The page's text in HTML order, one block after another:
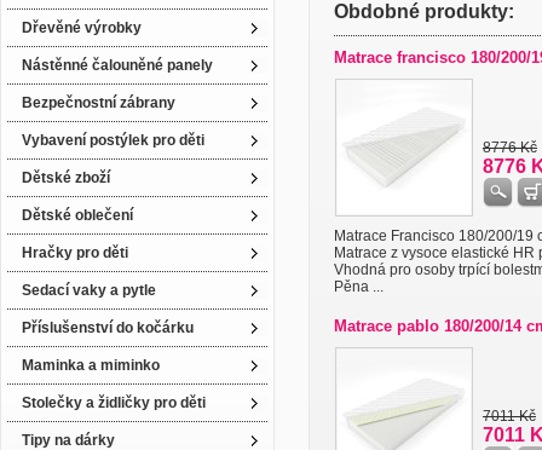
Dřevěné výrobky
Nástěnné čalouněné panely
Bezpečnostní zábrany
Vybavení postýlek pro děti
Dětské zboží
Dětské oblečení
Hračky pro děti
Sedací vaky a pytle
Příslušenství do kočárku
Maminka a miminko
Stolečky a židličky pro děti
Tipy na dárky
Obdobné produkty:
Matrace francisco 180/200/
8776 Kč
8776
Matrace Francisco 180/200/19
Matrace z vysoce elastické HR
Vhodná pro osoby trpící
Pěna ...
Matrace pablo 180/200/14
7011 Kč
7011